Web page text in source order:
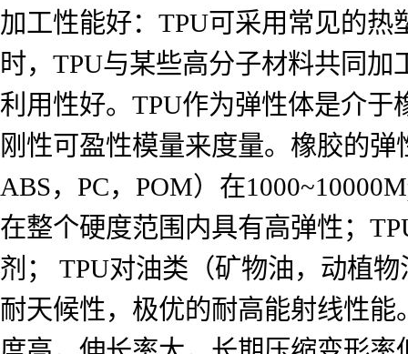
加工性能好：TPU可采用常见的
时，TPU与某些高分子材料共同
利用性好。TPU作为弹性体是介
刚性可盈性模量来度量。橡胶的弹
ABS，PC，POM）在
在整个硬度范围内具有高弹性；
剂； TPU对油类（矿物油，动植
耐天候性，极优的耐高能射线性